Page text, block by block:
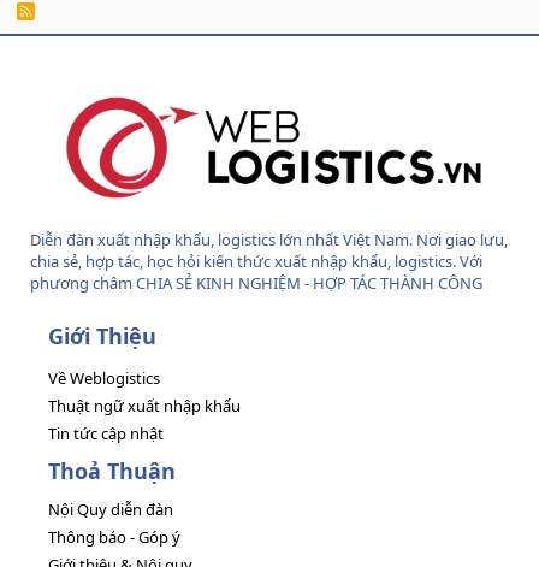
R
Diễn đàn xuất nhập khẩu, logistics lớn nhất Việt Nam. Nơi giao lưu,
chia sẻ, hợp tác, học hỏi kiến thức xuất nhập khẩu, logistics. Với
phương châm CHIA SẺ KINH NGHIỆM - HỢP TÁC THÀNH CÔNG
Giới Thiệu
Về Weblogistics
Thuật ngữ xuất nhập khẩu
Tin tức cập nhật
Thoả Thuận
Nội Quy diễn đàn
Thông báo - Góp ý